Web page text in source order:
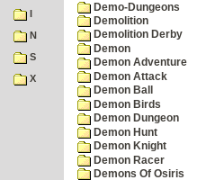
I
N
S
X
Demo-Dungeons
Demolition
Demolition Derby
Demon
Demon Adventure
Demon Attack
Demon Ball
Demon Birds
Demon Dungeon
Demon Hunt
Demon Knight
Demon Racer
Demons Of Osiris